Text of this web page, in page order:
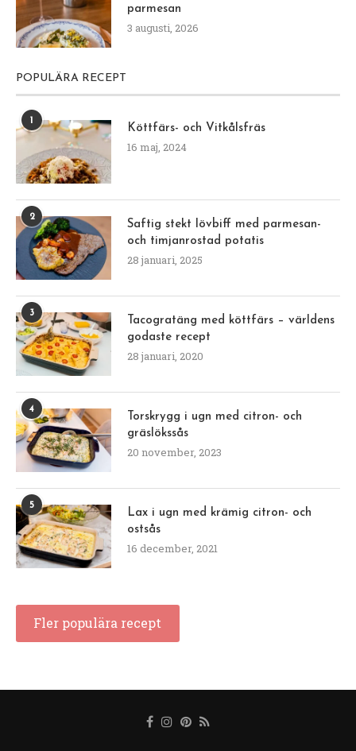
parmesan
3 augusti, 2026
POPULÄRA RECEPT
Köttfärs- och Vitkålsfräs
16 maj, 2024
2
Saftig stekt lövbiff med parmesan-
och timjanrostad potatis
28 januari, 2025
3
Tacogratäng med köttfärs – världens
godaste recept
28 januari, 2020
4
Torskrygg i ugn med citron- och
gräslökssås
20 november, 2023
5
Lax i ugn med krämig citron- och
ostsås
16 december, 2021
Fler populära recept